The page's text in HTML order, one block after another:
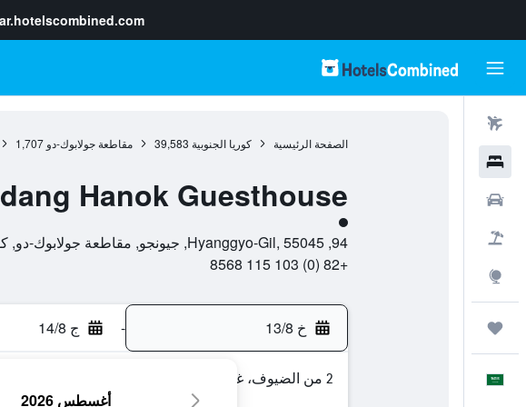
ar.hotelscombined.com
الصفحة الرئيسية كوريا الجنوبية 39,583 مقاطعة جولابوك-دو 1,707
Hanok Guesthouse
تقييم فئة 1
94, Hyanggyo-Gil, 55045, جيونجو, مقاطعة جولابوك-دو, كوريا الجنوبية
+82 (0) 103 115 8568
خ 13/8 - ج 14/8
2 من الضيوف، غرفة واحدة
أغسطس 2026